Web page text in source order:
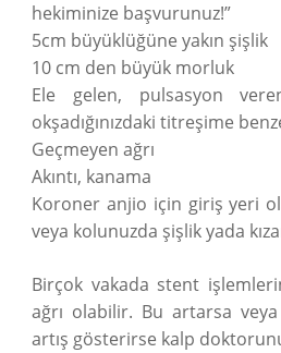
hekiminize başvurunuz!”
5cm büyüklüğüne yakın şişlik
10 cm den büyük morluk
Ele gelen, pulsasyon
okşadığınızdaki titreşime
Geçmeyen ağrı
Akıntı, kanama
Koroner anjio için giriş yeri
veya kolunuzda şişlik yada
Birçok vakada stent
ağrı olabilir. Bu artarsa
artış gösterirse kalp